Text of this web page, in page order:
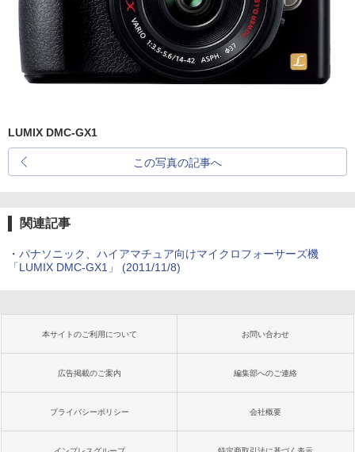
LUMIX DMC-GX1
この写真の記事へ
関連記事
・ パナソニック、ハイアマチュア向けマイクロフォーサーズ機
「LUMIX DMC-GX1」 (2011/11/8)
本サイトのご利用について お問い合わせ
広告掲載のご案内 編集部へのご連絡
プライバシーポリシー 会社概要